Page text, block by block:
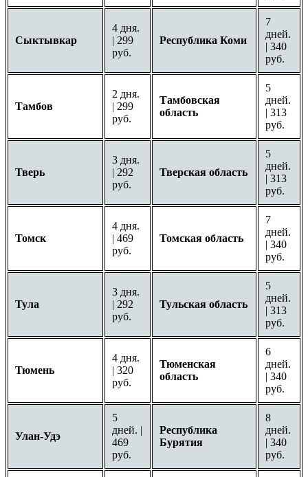
Сыктывкар
4 дня.
| 299
руб.
Республика Коми
7
дней.
| 340
руб.
Тамбов
2 дня.
| 299
руб.
Тамбовская
область
5
дней.
| 313
руб.
Тверь
3 дня.
| 292
руб.
Тверская область
5
дней.
| 313
руб.
Томск
4 дня.
| 469
руб.
Томская область
7
дней.
| 340
руб.
Тула
3 дня.
| 292
руб.
Тульская область
5
дней.
| 313
руб.
Тюмень
4 дня.
| 320
руб.
Тюменская
область
6
дней.
| 340
руб.
Улан-Удэ
5
дней. |
469
руб.
Республика
Бурятия
8
дней.
| 340
руб.